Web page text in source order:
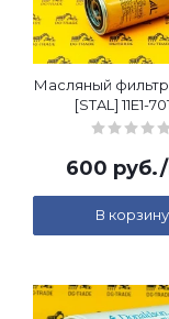
Масляный
[STAL] 11E1-
600 руб.
В корзину